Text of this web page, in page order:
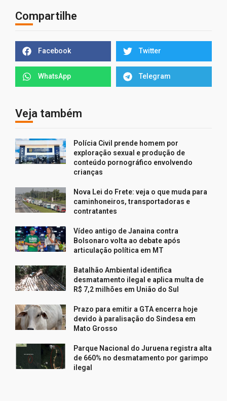
Compartilhe
Facebook Twitter
WhatsApp Telegram
Veja também
Polícia Civil prende homem por
exploração sexual e produção de
conteúdo pornográfico envolvendo
crianças
Nova Lei do Frete: veja o que muda para
caminhoneiros, transportadoras e
contratantes
Vídeo antigo de Janaina contra
Bolsonaro volta ao debate após
articulação política em MT
Batalhão Ambiental identifica
desmatamento ilegal e aplica multa de
R$ 7,2 milhões em União do Sul
Prazo para emitir a GTA encerra hoje
devido à paralisação do Sindesa em
Mato Grosso
Parque Nacional do Juruena registra alta
de 660% no desmatamento por garimpo
ilegal